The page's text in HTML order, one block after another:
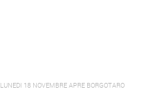
LUNEDI 18 NOVEMBRE APRE BORGOTARO